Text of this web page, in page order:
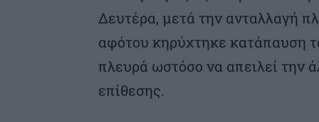
Δευτέρα, μετά την ανταλλαγή
αφότου κηρύχτηκε κατάπαυση
πλευρά ωστόσο να απειλεί την
επίθεσης.